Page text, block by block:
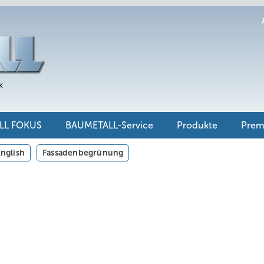
FOKUS BAUMETALL-Service Produkte
Fassadenbegrünung